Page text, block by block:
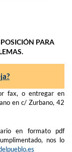
PARA
fax, o entregar en
en c/ Zurbano, 42
en formato pdf
nos lo